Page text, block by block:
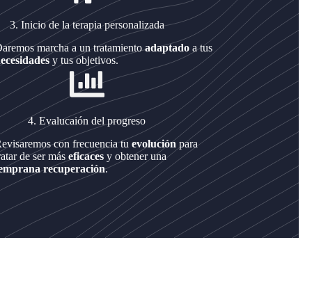
3. Inicio de la terapia personalizada
marcha a un tratamientoadaptado a tus
y tus objetivos.
4. Evalucaión del progreso
con frecuencia tu evolución para
de ser más eficaces y obtener una
recuperación.